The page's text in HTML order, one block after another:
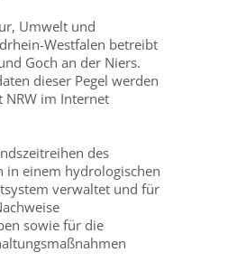
Umwelt und
Westfalen betreibt
Goch an der Niers.
dieser Pegel werden
im Internet
des
in einem hydrologischen
verwaltet und für
sowie für die